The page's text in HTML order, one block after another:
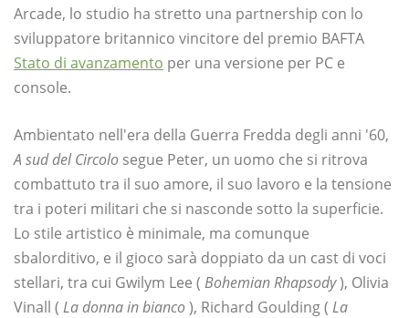
Arcade, lo studio ha stretto una partnership con lo
sviluppatore britannico vincitore del premio BAFTA
Stato di avanzamento per una versione per PC e
console.
Ambientato nell'era della Guerra Fredda degli anni '60,
A sud del Circolo segue Peter, un uomo che si ritrova
combattuto tra il suo amore, il suo lavoro e la tensione
tra i poteri militari che si nasconde sotto la superficie.
Lo stile artistico è minimale, ma comunque
sbalorditivo, e il gioco sarà doppiato da un cast di voci
stellari, tra cui Gwilym Lee ( Bohemian Rhapsody), Olivia
Vinall ( La donna in bianco), Richard Goulding ( La